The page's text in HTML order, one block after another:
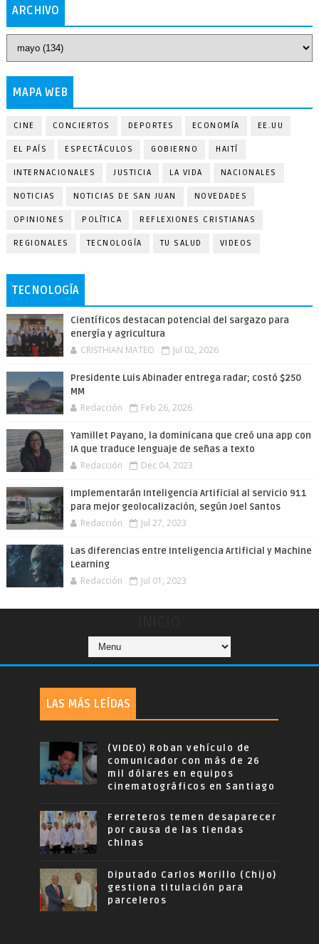
ARCHIVO
MAPA WEB
CINE CONCIERTOS DEPORTES ECONOMÍA EE.UU
EL PAÍS ESPECTÁCULOS GOBIERNO HAITÍ
INTERNACIONALES JUSTICIA LA VIDA NACIONALES
NOTICIAS NOTICIAS DE SAN JUAN NOVEDADES
OPINIONES POLÍTICA REFLEXIONES CRISTIANAS
REGIONALES TECNOLOGÍA TU SALUD VIDEOS
TECNOLOGÍA
Científicos destacan potencial del sargazo para
energía y agricultura
CRISTHIAN MATEO Jul 02, 2026
Presidente Luis Abinader entrega radar; costó $250
MM
Redacción Feb 26, 2026
Yamillet Payano, la dominicana que creó una app con
IA que traduce lenguaje de señas a texto
Redacción Dec 04, 2023
Implementarán Inteligencia Artificial al servicio 911
para mejor geolocalización, según Joel Santos
Redacción Jul 27, 2023
Las diferencias entre Inteligencia Artificial y Machine
Learning
Redacción Jul 01, 2023
LAS MÁS LEÍDAS
(VIDEO) Roban vehículo de
comunicador con más de 26
mil dólares en equipos
cinematográficos en Santiago
Ferreteros temen desaparecer
por causa de las tiendas
chinas
Diputado Carlos Morillo (Chijo)
gestiona titulación para
parceleros